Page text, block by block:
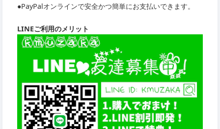
●PayPalオンラインで安全かつ簡単にお支払いできます。
LINEご利用のメリット